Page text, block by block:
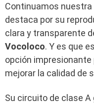
Continuamos
destaca por su
clara y transparente
Vocoloco. Y es que
opción impresionante
mejorar la calidad de
Su circuito de clase